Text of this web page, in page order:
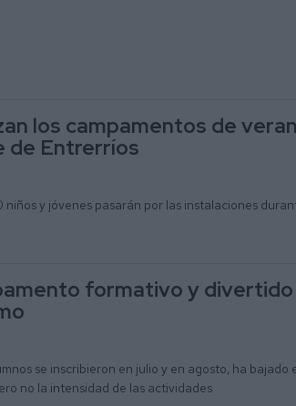
los campamentos de
de Entrerríos
niños y jóvenes pasarán por las instalaciones
formativo y divertido
se inscribieron en julio y en agosto, ha bajado
no la intensidad de las actividades